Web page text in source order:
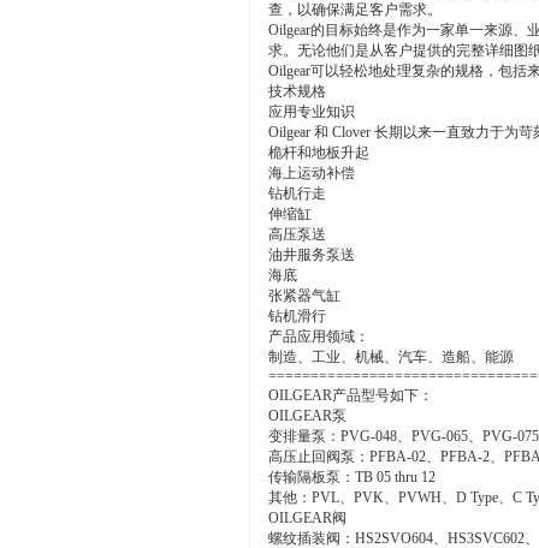
查，以确保满足客户需求。
Oilgear的目标始终是作为一家单一来源、
求。无论他们是从客户提供的完整详细图
Oilgear可以轻松地处理复杂的规格，包括
技术规格
应用专业知识
Oilgear 和 Clover 长期以来一直致力于为
桅杆和地板升起
海上运动补偿
钻机行走
伸缩缸
高压泵送
油井服务泵送
海底
张紧器气缸
钻机滑行
产品应用领域：
制造、工业、机械、汽车、造船、能源
OILGEAR产品型号如下：
OILGEAR泵
变排量泵：PVG-048、PVG-065、PVG-
高压止回阀泵：PFBA-02、PFBA-2、
传输隔板泵：TB 05 thru 12
其他：PVL、PVK、PVWH、D Type、C
OILGEAR阀
螺纹插装阀：HS2SVO604、HS3SVC602